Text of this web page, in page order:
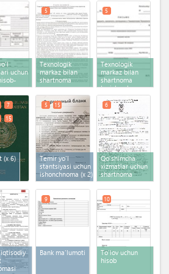
uchun
Texnologik
markaz bilan
shartnoma
5
Texnologik
markaz bilan
shartnoma
tuzish uchun
ariza
5
(x 6)
7
15
Temir yo'l
stantsiyasi uchun
ishonchnoma (x 2)
5 15
Qo'shimcha
xizmatlar uchun
shartnoma
6
Bank ma'lumoti
9
To'lov uchun
hisob
10